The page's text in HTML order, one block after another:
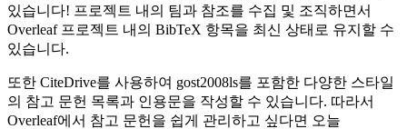
있습니다! 프로젝트 내의 팀과 참조를 수집 및 조직하면서
Overleaf 프로젝트 내의 BibTeX 항목을 최신 상태로 유지할 수
있습니다.
또한 CiteDrive를 사용하여 gost2008ls를 포함한 다양한 스타일
의 참고 문헌 목록과 인용문을 작성할 수 있습니다. 따라서
Overleaf에서 참고 문헌을 쉽게 관리하고 싶다면 오늘